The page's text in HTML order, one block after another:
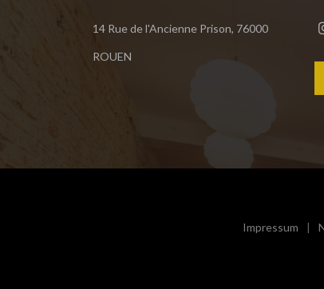
14 Rue de l'Ancienne Prison, 76000
ROUEN((öffnet ein neues Fenster))
Impressum
((öffnet